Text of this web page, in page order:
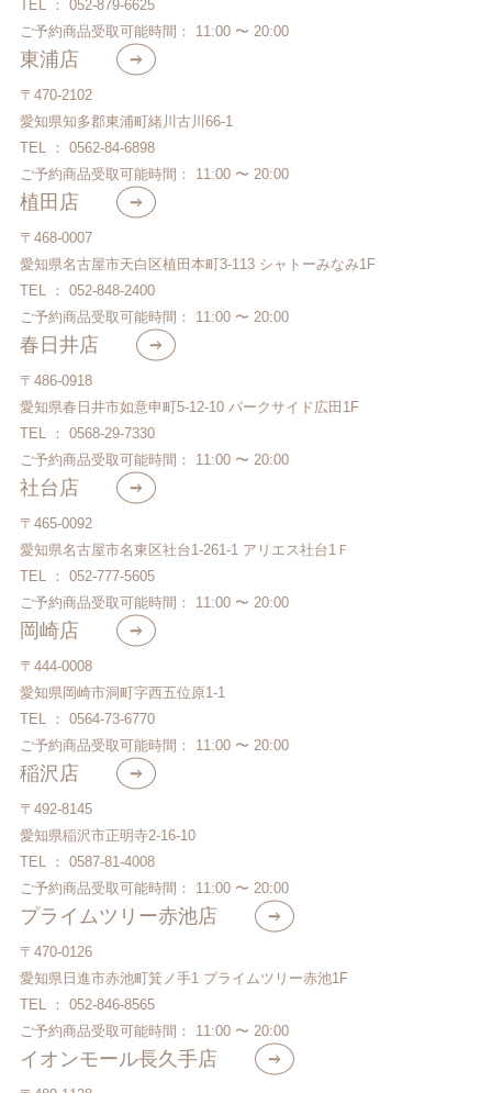
TEL ： 052-879-6625
ご予約商品受取可能時間： 11:00 〜 20:00
東浦店
〒470-2102
愛知県知多郡東浦町緒川古川66-1
TEL ： 0562-84-6898
ご予約商品受取可能時間： 11:00 〜 20:00
植田店
〒468-0007
愛知県名古屋市天白区植田本町3-113 シャトーみなみ1F
TEL ： 052-848-2400
ご予約商品受取可能時間： 11:00 〜 20:00
春日井店
〒486-0918
愛知県春日井市如意申町5-12-10 パークサイド広田1F
TEL ： 0568-29-7330
ご予約商品受取可能時間： 11:00 〜 20:00
社台店
〒465-0092
愛知県名古屋市名東区社台1-261-1 アリエス社台1Ｆ
TEL ： 052-777-5605
ご予約商品受取可能時間： 11:00 〜 20:00
岡崎店
〒444-0008
愛知県岡崎市洞町字西五位原1-1
TEL ： 0564-73-6770
ご予約商品受取可能時間： 11:00 〜 20:00
稲沢店
〒492-8145
愛知県稲沢市正明寺2-16-10
TEL ： 0587-81-4008
ご予約商品受取可能時間： 11:00 〜 20:00
プライムツリー赤池店
〒470-0126
愛知県日進市赤池町箕ノ手1 プライムツリー赤池1F
TEL ： 052-846-8565
ご予約商品受取可能時間： 11:00 〜 20:00
イオンモール長久手店